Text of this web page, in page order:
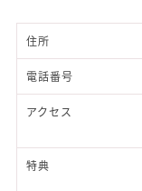
住所
電話番号
アクセス
特典